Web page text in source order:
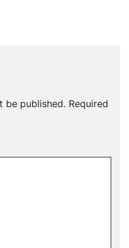
be published. Required